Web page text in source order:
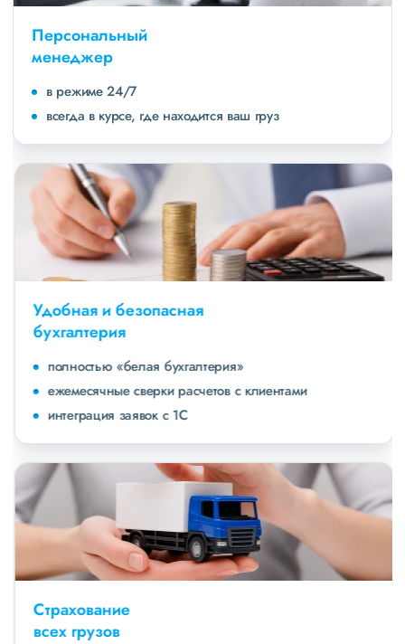
Персональный
менеджер
в режиме 24/7
всегда в курсе, где находится ваш груз
Удобная и безопасная
бухгалтерия
полностью «белая бухгалтерия»
ежемесячные сверки расчетов с клиентами
интеграция заявок с 1С
Страхование
всех грузов